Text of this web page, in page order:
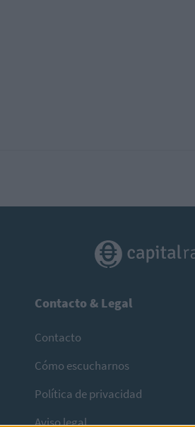
Contacto & Legal
Contacto
Cómo escucharnos
Política de privacidad
Aviso legal